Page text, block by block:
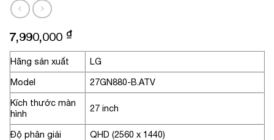
7,990,000 ₫
Hãng sản xuất
LG
Model
27GN880-B.ATV
Kích thước màn
hình
27 inch
Độ phân giải
QHD (2560 x 1440)